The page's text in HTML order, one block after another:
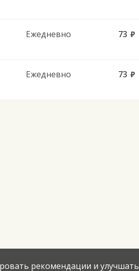
Ежедневно 73 руб.
Ежедневно 73 руб.
рекомендации и улучшать